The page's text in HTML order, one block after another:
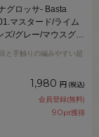
グロッサ- Basta
マスタード/ライム
ズ/グレー/マウスグレ
と手触りの編みやすい超
1,980 円 (税込)
会員登録(無料)
90pt獲得